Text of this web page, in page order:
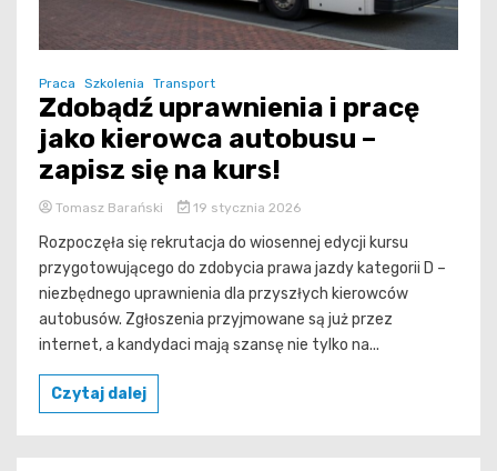
Praca Szkolenia Transport
Zdobądź uprawnienia i pracę
jako kierowca autobusu –
zapisz się na kurs!
Tomasz Barański 19 stycznia 2026
Rozpoczęła się rekrutacja do wiosennej edycji kursu
przygotowującego do zdobycia prawa jazdy kategorii D –
niezbędnego uprawnienia dla przyszłych kierowców
autobusów. Zgłoszenia przyjmowane są już przez
internet, a kandydaci mają szansę nie tylko na...
Czytaj dalej